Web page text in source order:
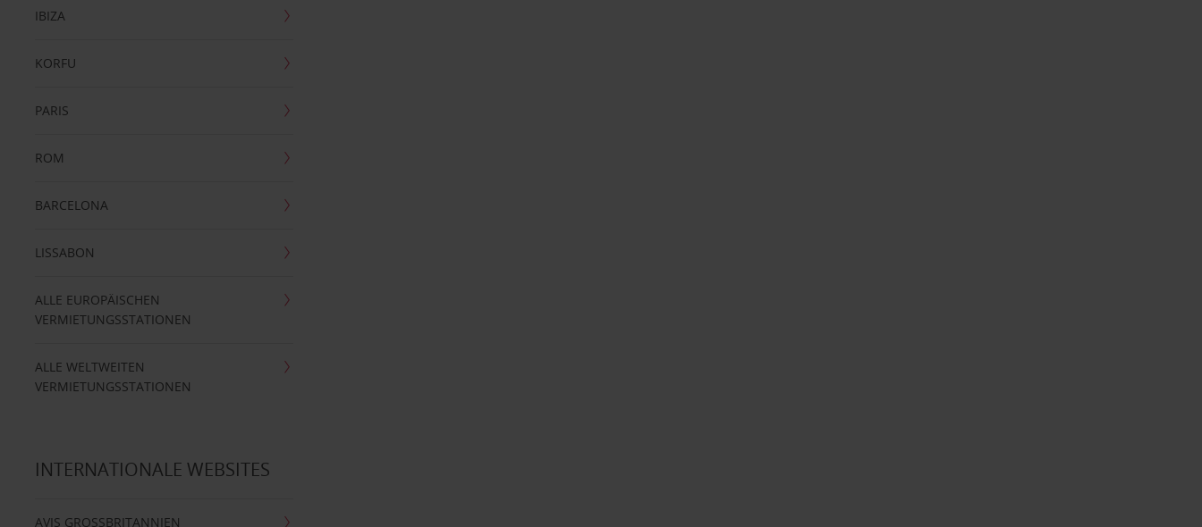
IBIZA
KORFU
PARIS
ROM
BARCELONA
LISSABON
ALLE EUROPÄISCHEN
VERMIETUNGSSTATIONEN
ALLE WELTWEITEN
VERMIETUNGSSTATIONEN
INTERNATIONALE WEBSITES
AVIS GROSSBRITANNIEN